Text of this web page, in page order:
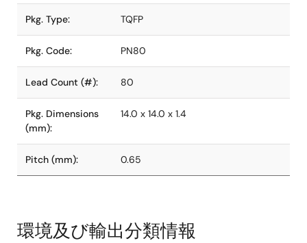
Pkg. Type: TQFP
Pkg. Code: PN80
Lead Count (#): 80
Pkg. Dimensions
(mm):
14.0 x 14.0 x 1.4
Pitch (mm): 0.65
環境及び輸出分類情報